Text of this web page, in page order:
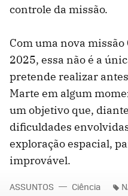
controle da missão.
Com uma nova
2025, essa não é a
pretende realizar
Marte em algum
um objetivo que,
dificuldades
exploração espacial,
improvável.
ASSUNTOS Ciência